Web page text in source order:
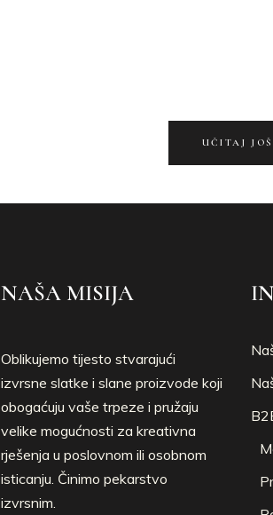
UČITAJ JOŠ
NAŠA MISIJA
Oblikujemo tijesto stvarajući
izvrsne slatke i slane proizvode koji
obogaćuju vaše trpeze i pružaju
velike mogućnosti za kreativna
rješenja u poslovnom ili osobnom
isticanju. Činimo pekarstvo
izvrsnim.